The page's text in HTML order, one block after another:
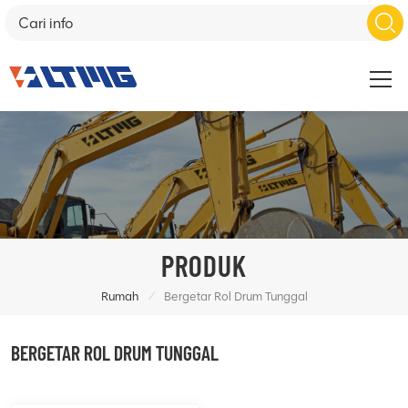
PRODUK
Rumah / Bergetar Rol Drum Tunggal
BERGETAR ROL DRUM TUNGGAL